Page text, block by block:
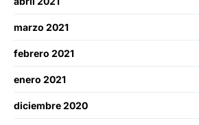
marzo 2021
febrero 2021
enero 2021
diciembre 2020